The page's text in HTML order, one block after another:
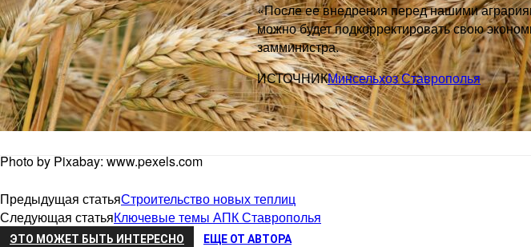
Photo by Pixabay: www.pexels.com
«После ее внедрения перед нашими
можно будет подкорректировать свою
замминистра.
ИСТОЧНИКМинсельхоз Ставрополья
Предыдущая статьяСтроительство новых теплиц
Следующая статьяКлючевые темы АПК Ставрополья
ЭТО МОЖЕТ БЫТЬ ИНТЕРЕСНО ЕЩЕ ОТ АВТОРА